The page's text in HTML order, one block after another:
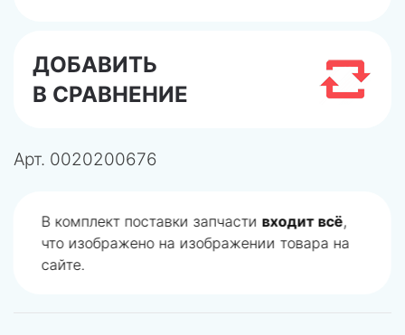
ДОБАВИТЬ
В СРАВНЕНИЕ
Арт. 0020200676
В комплект поставки запчасти входит всё,
что изображено на изображении товара на
сайте.